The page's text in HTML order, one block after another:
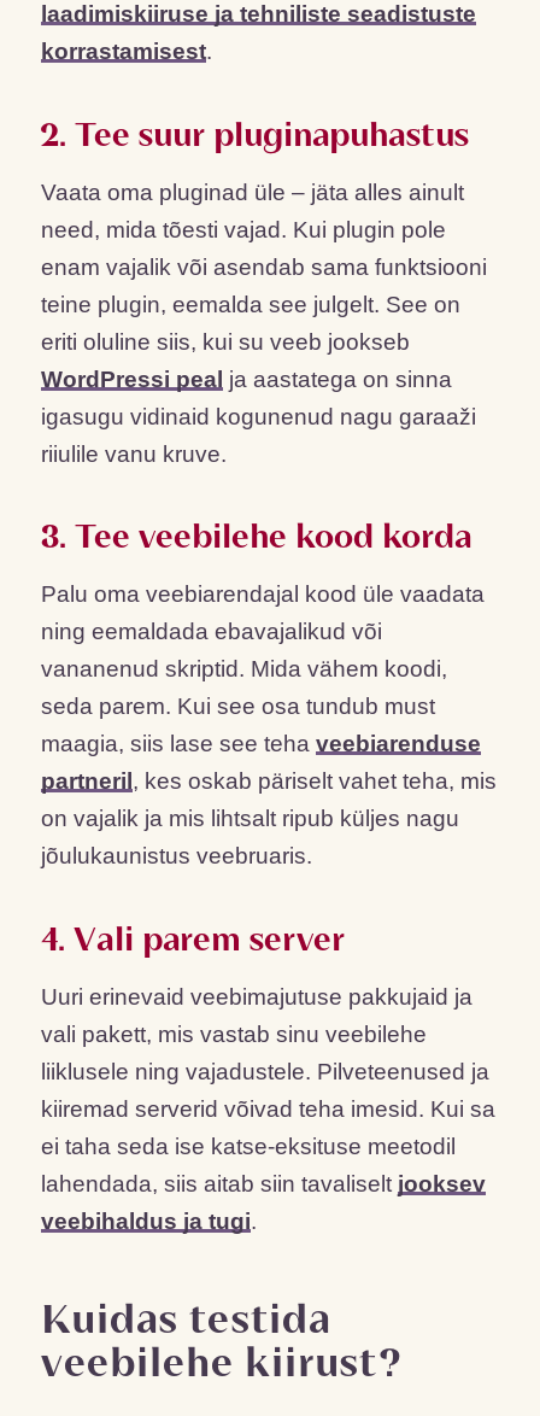
laadimiskiiruse ja tehniliste seadistuste
korrastamisest.
2. Tee suur pluginapuhastus
Vaata oma pluginad üle – jäta alles ainult
need, mida tõesti vajad. Kui plugin pole
enam vajalik või asendab sama funktsiooni
teine plugin, eemalda see julgelt. See on
eriti oluline siis, kui su veeb jookseb
WordPressi peal ja aastatega on sinna
igasugu vidinaid kogunenud nagu garaaži
riiulile vanu kruve.
3. Tee veebilehe kood korda
Palu oma veebiarendajal kood üle vaadata
ning eemaldada ebavajalikud või
vananenud skriptid. Mida vähem koodi,
seda parem. Kui see osa tundub must
maagia, siis lase see teha veebiarenduse
partneril , kes oskab päriselt vahet teha, mis
on vajalik ja mis lihtsalt ripub küljes nagu
jõulukaunistus veebruaris.
4. Vali parem server
Uuri erinevaid veebimajutuse pakkujaid ja
vali pakett, mis vastab sinu veebilehe
liiklusele ning vajadustele. Pilveteenused ja
kiiremad serverid võivad teha imesid. Kui sa
ei taha seda ise katse-eksituse meetodil
lahendada, siis aitab siin tavaliselt jooksev
veebihaldus ja tugi.
Kuidas testida
veebilehe kiirust?